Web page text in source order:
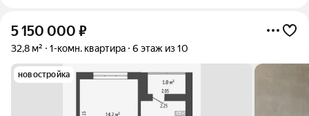
5 150 000 ₽
32,8 м² 1-комн. квартира 6 этаж из 10
новостройка